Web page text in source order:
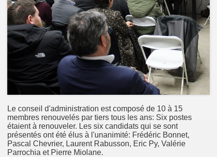
Le conseil d'administration est composé de 10 à 15
membres renouvelés par tiers tous les ans: Six postes
étaient à renouveler. Les six candidats qui se sont
présentés ont été élus à l'unanimité: Frédéric Bonnet,
Pascal Chevrier, Laurent Rabusson, Eric Py, Valérie
Parrochia et Pierre Miolane.